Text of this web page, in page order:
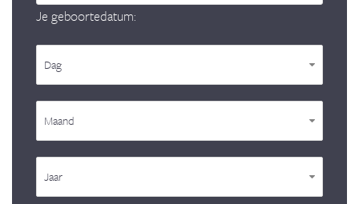
Je geboortedatum:
Dag
Maand
Jaar